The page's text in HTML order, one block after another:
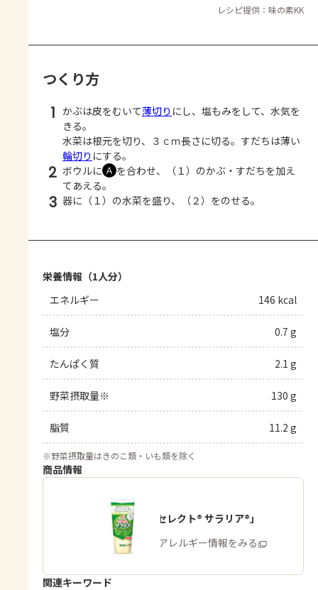
レシピ提供：味の素KK
つくり方
1 かぶは皮をむいて薄切り にし、塩もみをして、水気を
きる。
水菜は根元を切り、３ｃｍ長さに切る。すだちは薄い
輪切り にする。
2 ボウルに Ａ を合わせ、（１）のかぶ・すだちを加え
てあえる。
3 器に（１）の水菜を盛り、（２）をのせる。
栄養情報（1人分）
エネルギー
146 kcal
塩分 0.7 g
たんぱく質 2.1 g
野菜摂取量※ 130 g
脂質 11.2 g
※野菜摂取量はきのこ類・いも類を除く
商品情報
「ピュアセレクト® サラリア®」
商品・アレルギー情報をみる
関連キーワード